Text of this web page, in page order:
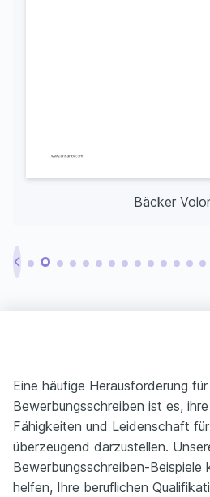
Bäcker
Eine häufige Herausforderung
Bewerbungsschreiben ist es,
Fähigkeiten und Leidenschaft
überzeugend darzustellen.
Bewerbungsschreiben-Beispiele
helfen, Ihre beruflichen